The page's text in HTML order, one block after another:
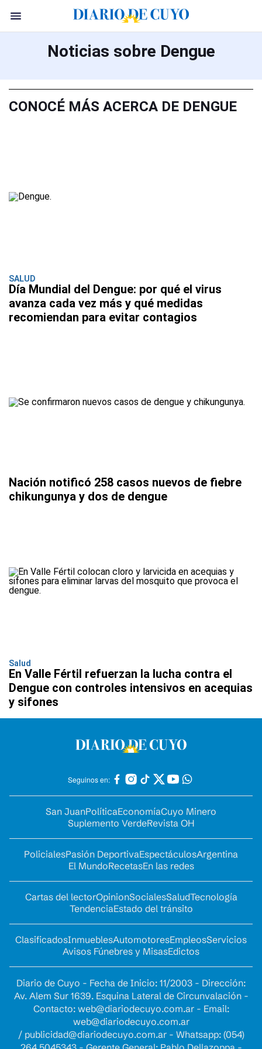
Noticias sobre Dengue
CONOCÉ MÁS ACERCA DE DENGUE
SALUD
Día Mundial del Dengue: por qué el virus
avanza cada vez más y qué medidas
recomiendan para evitar contagios
Nación notificó 258 casos nuevos de fiebre
chikungunya y dos de dengue
Salud
En Valle Fértil refuerzan la lucha contra el
Dengue con controles intensivos en acequias
y sifones
Seguinos en:
San JuanPolíticaEconomíaCuyo Minero
Suplemento VerdeRevista OH
PolicialesPasión DeportivaEspectáculosArgentina
El MundoRecetasEn las redes
Cartas del lectorOpinionSocialesSaludTecnología
TendenciaEstado del tránsito
ClasificadosInmueblesAutomotoresEmpleosServicios
Avisos Fúnebres y MisasEdictos
Diario de Cuyo - Fecha de Inicio: 11/2003 - Dirección:
Av. Alem Sur 1639. Esquina Lateral de Circunvalación -
Contacto: web@diariodecuyo.com.ar- Email:
web@diariodecuyo.com.ar
/ publicidad@diariodecuyo.com.ar- Whatsapp: (054)